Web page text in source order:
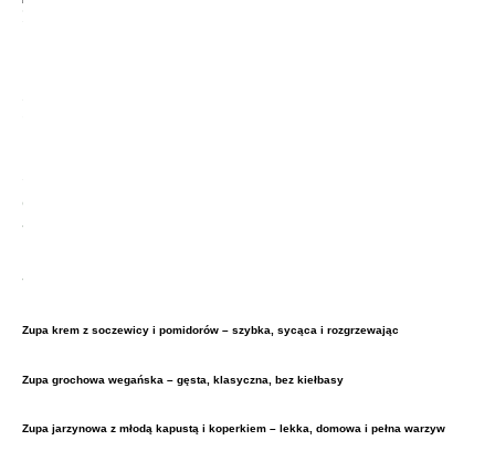
Zupa krem z soczewicy i pomidorów – szybka, sycąca i rozgrzewając
Zupa grochowa wegańska – gęsta, klasyczna, bez kiełbasy
Zupa jarzynowa z młodą kapustą i koperkiem – lekka, domowa i pełna warzyw